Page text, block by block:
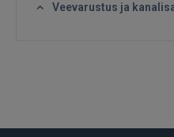
Veevarustus ja